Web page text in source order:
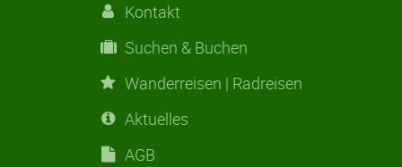
Kontakt
Suchen & Buchen
Wanderreisen | Radreisen
Aktuelles
AGB